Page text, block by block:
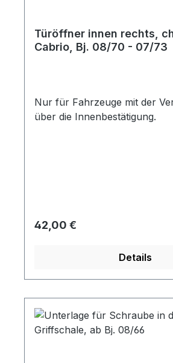
Türöffner innen rechts,
Cabrio, Bj. 08/70 - 07/73
Nur für Fahrzeuge mit der
über die Innenbestätigung.
Regulärer Preis:
42,00 €
Details